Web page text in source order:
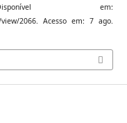
em:
view/2066. Acesso em: 7 ago.